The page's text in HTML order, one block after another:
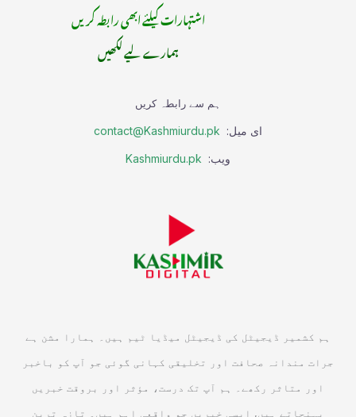
اشتہارات کیلئے ابھی رابطہ کریں
ہمارے لیے لکھیں
ہم سے رابطہ کریں
ای میل: contact@Kashmiurdu.pk
ویب: Kashmiurdu.pk
ہم کشمیر ڈیجیٹل کی ڈیجیٹل میڈیا ٹیم ہیں۔ ہمارا مشن ہے
جرات مندانہ صحافت اور تخلیقی کہانی گوئی جو آپ کو باخبر
اور متاثر رکھے۔ ہم آپ تک درست، مؤثر اور بروقت خبریں
پہنچاتے ہیں, ایسی خبریں جو واقعی اہم ہیں۔ تازہ ترین